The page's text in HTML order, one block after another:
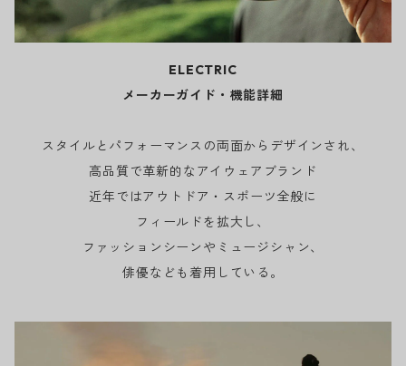
ELECTRIC
メーカーガイド・機能詳細
スタイルとパフォーマンスの両面からデザインされ、
高品質で革新的なアイウェアブランド
近年ではアウトドア・スポーツ全般に
フィールドを拡大し、
ファッションシーンやミュージシャン、
俳優なども着用している。